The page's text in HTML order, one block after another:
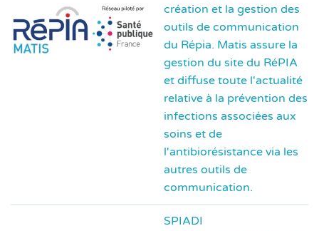
création et la gestion des
outils de communication
du Répia. Matis assure la
gestion du site du RéPIA
et diffuse toute l'actualité
relative à la prévention des
infections associées aux
soins et de
l'antibiorésistance via les
autres outils de
communication.
SPIADI